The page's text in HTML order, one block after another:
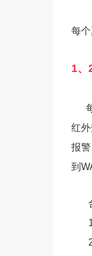
每
1、
红
报
到
合
1)
2)